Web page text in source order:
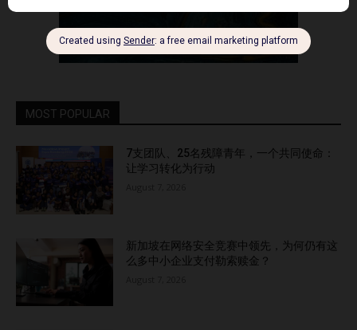
MOST POPULAR
7支团队、25名残障青年，一个共同使命：
让学习转化为行动
新加坡在网络安全竞赛中领先，为何仍有这
么多中小企业支付勒索赎金？